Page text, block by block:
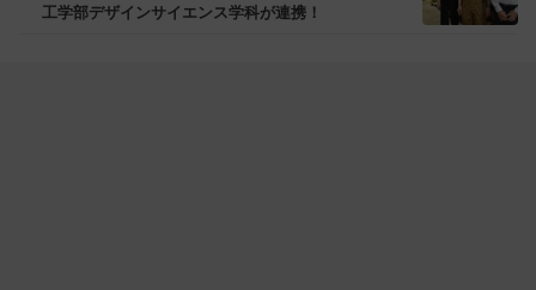
工学部デザインサイエンス学科が連携！